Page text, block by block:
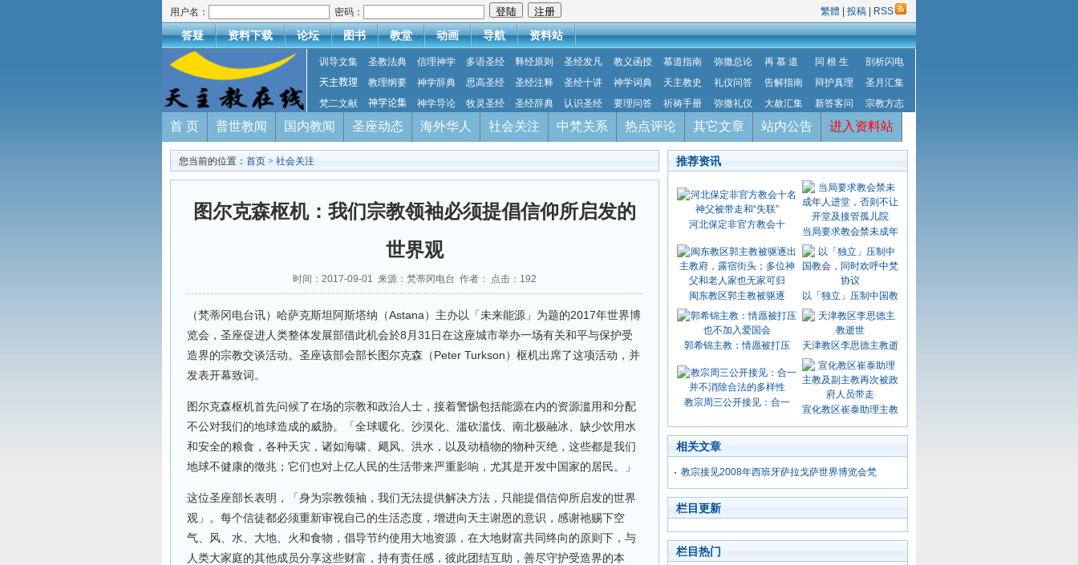
用户名： 密码： 繁體 投稿 RSS
答疑 资料下载 论坛 图书 教堂 动画 导航 资料站
训导文集 圣教法典 信理神学 多语圣经 释经原则 圣经发凡 教义函授 慕道指南 弥撒总论 再 慕 道 同 根 生
剖析闪电
天主教理
教理纲要 神学辞典 思高圣经 圣经注释 圣经十讲 神学词典 天主教史 礼仪问答 告解指南 辩护真理
圣月汇集
梵二文献
神学论集 神学导论 牧灵圣经 圣经辞典 认识圣经 要理问答 祈祷手册 弥撒礼仪 大赦汇集 新答客问 宗教方志
首 页 普世教闻 国内教闻 圣座动态 海外华人 社会关注 中梵关系 热点评论 其它文章 站内公告 进入资料站
您当前的位置： 首页 > 社会关注
图尔克森枢机：我们宗教领袖必须提倡信仰所启发的
世界观
时间：2017-09-01 来源：梵蒂冈电台 作者： 点击： 192
（梵蒂冈电台讯）哈萨克斯坦阿斯塔纳（Astana）主办以「未来能源」为题的2017年世界博
览会，圣座促进人类整体发展部借此机会於8月31日在这座城市举办一场有关和平与保护受
造界的宗教交谈活动。圣座该部会部长图尔克森（Peter Turkson）枢机出席了这项活动，并
发表开幕致词。
图尔克森枢机首先问候了在场的宗教和政治人士，接着警惕包括能源在内的资源滥用和分配
不公对我们的地球造成的威胁。「全球暖化、沙漠化、滥砍滥伐、南北极融冰、缺少饮用水
和安全的粮食，各种天灾，诸如海啸、飓风、洪水，以及动植物的物种灭绝，这些都是我们
地球不健康的徵兆；它们也对上亿人民的生活带来严重影响，尤其是开发中国家的居民。」
这位圣座部长表明，「身为宗教领袖，我们无法提供解决方法，只能提倡信仰所启发的世界
观」。每个信徒都必须重新审视自己的生活态度，增进向天主谢恩的意识，感谢祂赐下空
气、风、水、大地、火和食物，倡导节约使用大地资源，在大地财富共同终向的原则下，与
人类大家庭的其他成员分享这些财富，持有责任感，彼此团结互助，善尽守护受造界的本
推荐资讯
河北保定非官方教会十
当局要求教会禁未成年
闽东教区郭主教被驱逐 以「独立」压制中国教
郭希锦主教：情愿被打压 天津教区李思德主教逝
教宗周三公开接见：合一
宣化教区崔泰助理主教
相关文章
教宗接见2008年西班牙萨拉戈萨世界博览会梵
栏目更新
栏目热门